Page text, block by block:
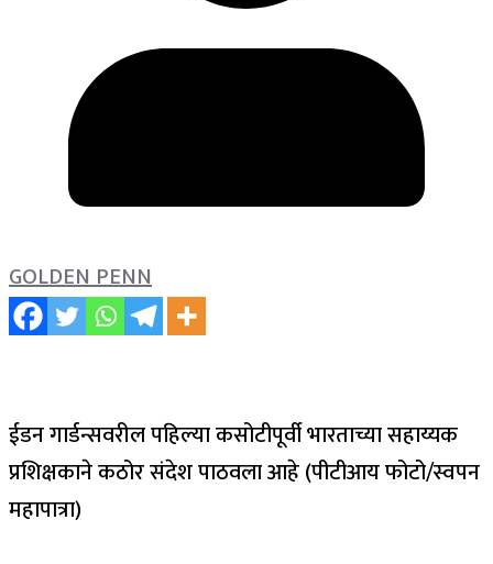
GOLDEN PENN
ईडन गार्डन्सवरील पहिल्या कसोटीपूर्वी भारताच्या सहाय्यक
प्रशिक्षकाने कठोर संदेश पाठवला आहे (पीटीआय फोटो/स्वपन
महापात्रा)